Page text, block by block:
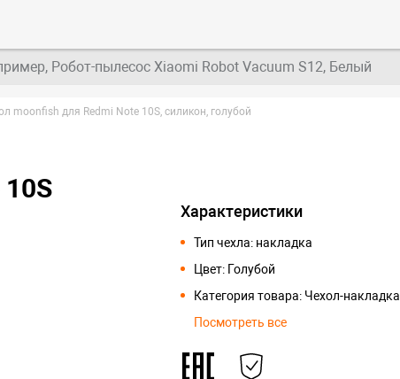
Робот-пылесос Xiaomi Robot Vacuum S12, Белый
moonfish для Redmi Note 10S, силикон, голубой
Характеристики
Тип чехла: накладка
Цвет: Голубой
Категория товара: Чехол-накладка
Посмотреть все